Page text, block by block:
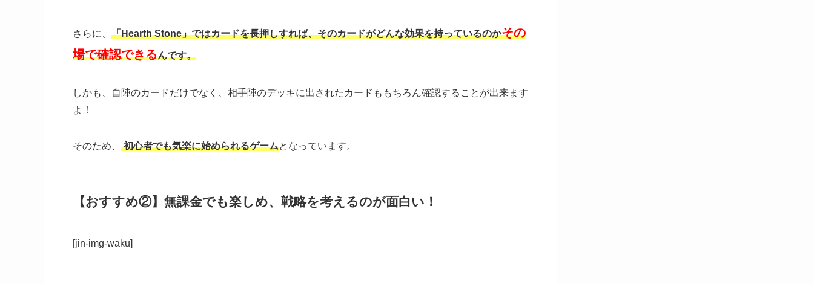
さらに、 「Hearth Stone」ではカードを長押しすれば、そのカードがどんな効果を持っているのかその
場で確認できるんです。
しかも、自陣のカードだけでなく、相手陣のデッキに出されたカードももちろん確認することが出来ます
よ！
そのため、 初心者でも気楽に始められるゲームとなっています。
【おすすめ②】無課金でも楽しめ、戦略を考えるのが面白い！
[jin-img-waku]